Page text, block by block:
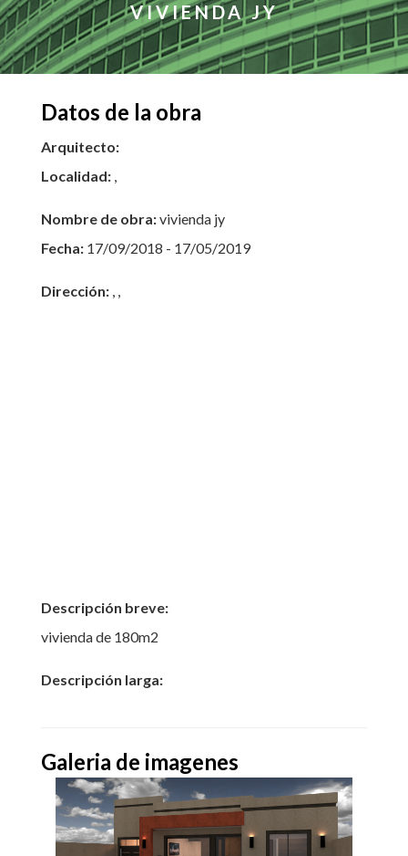
VIVIENDA JY
Datos de la obra
Arquitecto:
Localidad: ,
Nombre de obra:vivienda jy
Fecha: 17/09/2018 - 17/05/2019
Dirección: , ,
Descripción breve:
vivienda de 180m2
Descripción larga:
Galeria de imagenes